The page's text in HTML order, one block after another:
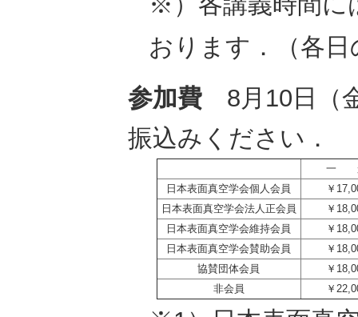
おります．（各
参加費 8月10日（
振込みください．
一
日本表面真空学会個人会員
￥
日本表面真空学会法人正会員
￥
日本表面真空学会維持会員
￥
日本表面真空学会賛助会員
￥
協賛団体会員
￥
非会員
￥